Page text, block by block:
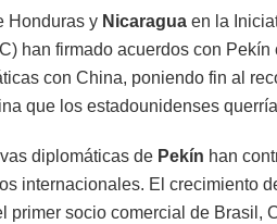
Honduras y Nicaragua en la
han firmado acuerdos con
con China, poniendo fin al
que los estadounidenses
diplomáticas de Pekín han
internacionales. El crecimiento
primer socio comercial de Brasil,